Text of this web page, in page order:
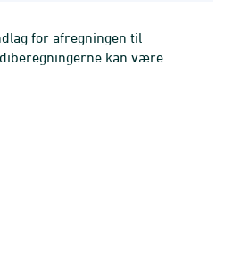
for afregningen til
kan være